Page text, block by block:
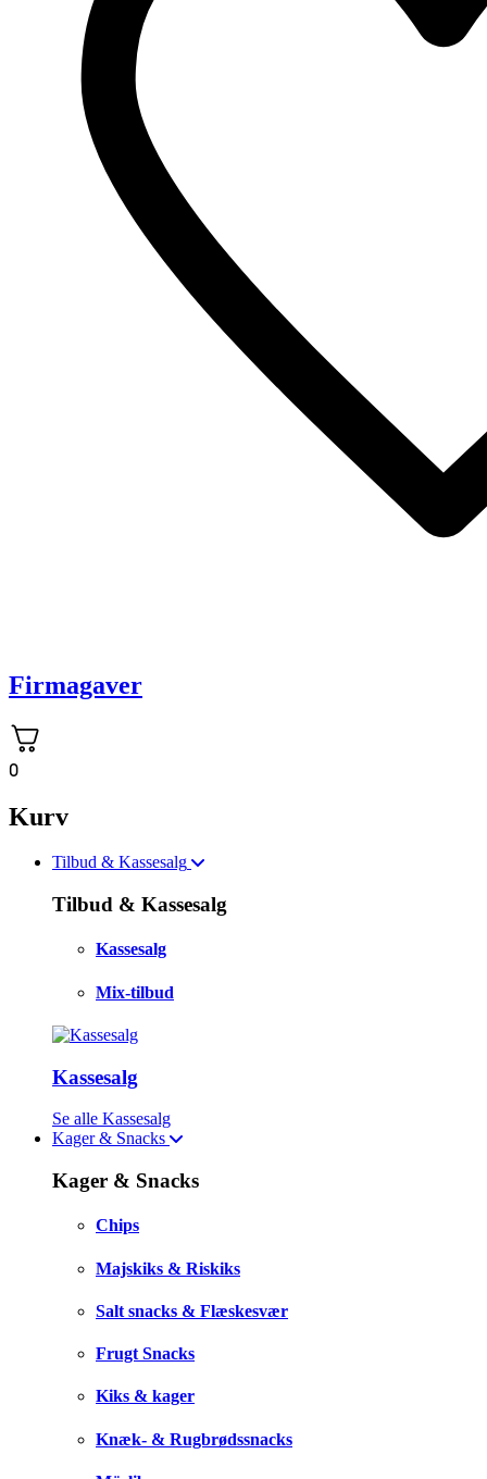
Firmagaver
0
Kurv
Tilbud & Kassesalg
Tilbud & Kassesalg
Kassesalg
Mix-tilbud
Kassesalg
Se alle Kassesalg
Kager & Snacks
Kager & Snacks
Chips
Majskiks & Riskiks
Salt snacks & Flæskesvær
Frugt Snacks
Kiks & kager
Knæk- & Rugbrødssnacks